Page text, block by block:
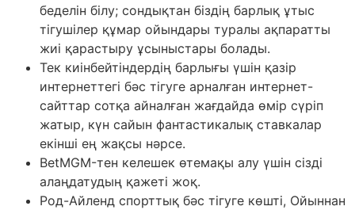
беделін білу; сондықтан біздің барлық ұтыс
тігушілер құмар ойындары туралы ақпаратты
жиі қарастыру ұсыныстары болады.
Тек киінбейтіндердің барлығы үшін қазір
интернеттегі бәс тігуге арналған интернет-
сайттар сотқа айналған жағдайда өмір сүріп
жатыр, күн сайын фантастикалық ставкалар
екінші ең жақсы нәрсе.
BetMGM-тен келешек өтемақы алу үшін сізді
алаңдатудың қажеті жоқ.
Род-Айленд спорттық бәс тігуге көшті, Ойыннан